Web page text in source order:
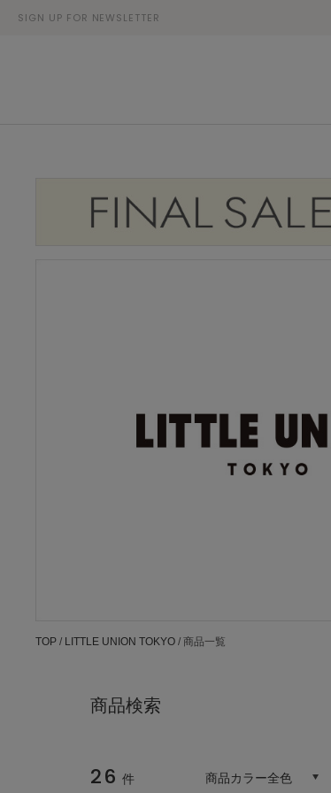
SIGN UP FOR NEWSLETTER
TOP / LITTLE UNION TOKYO / 商品一覧
商品検索
26 件 商品カラー全色